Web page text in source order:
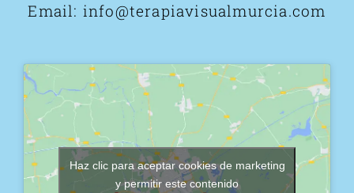
Email: info@terapiavisualmurcia.com
Haz clic para aceptar cookies de marketing
y permitir este contenido